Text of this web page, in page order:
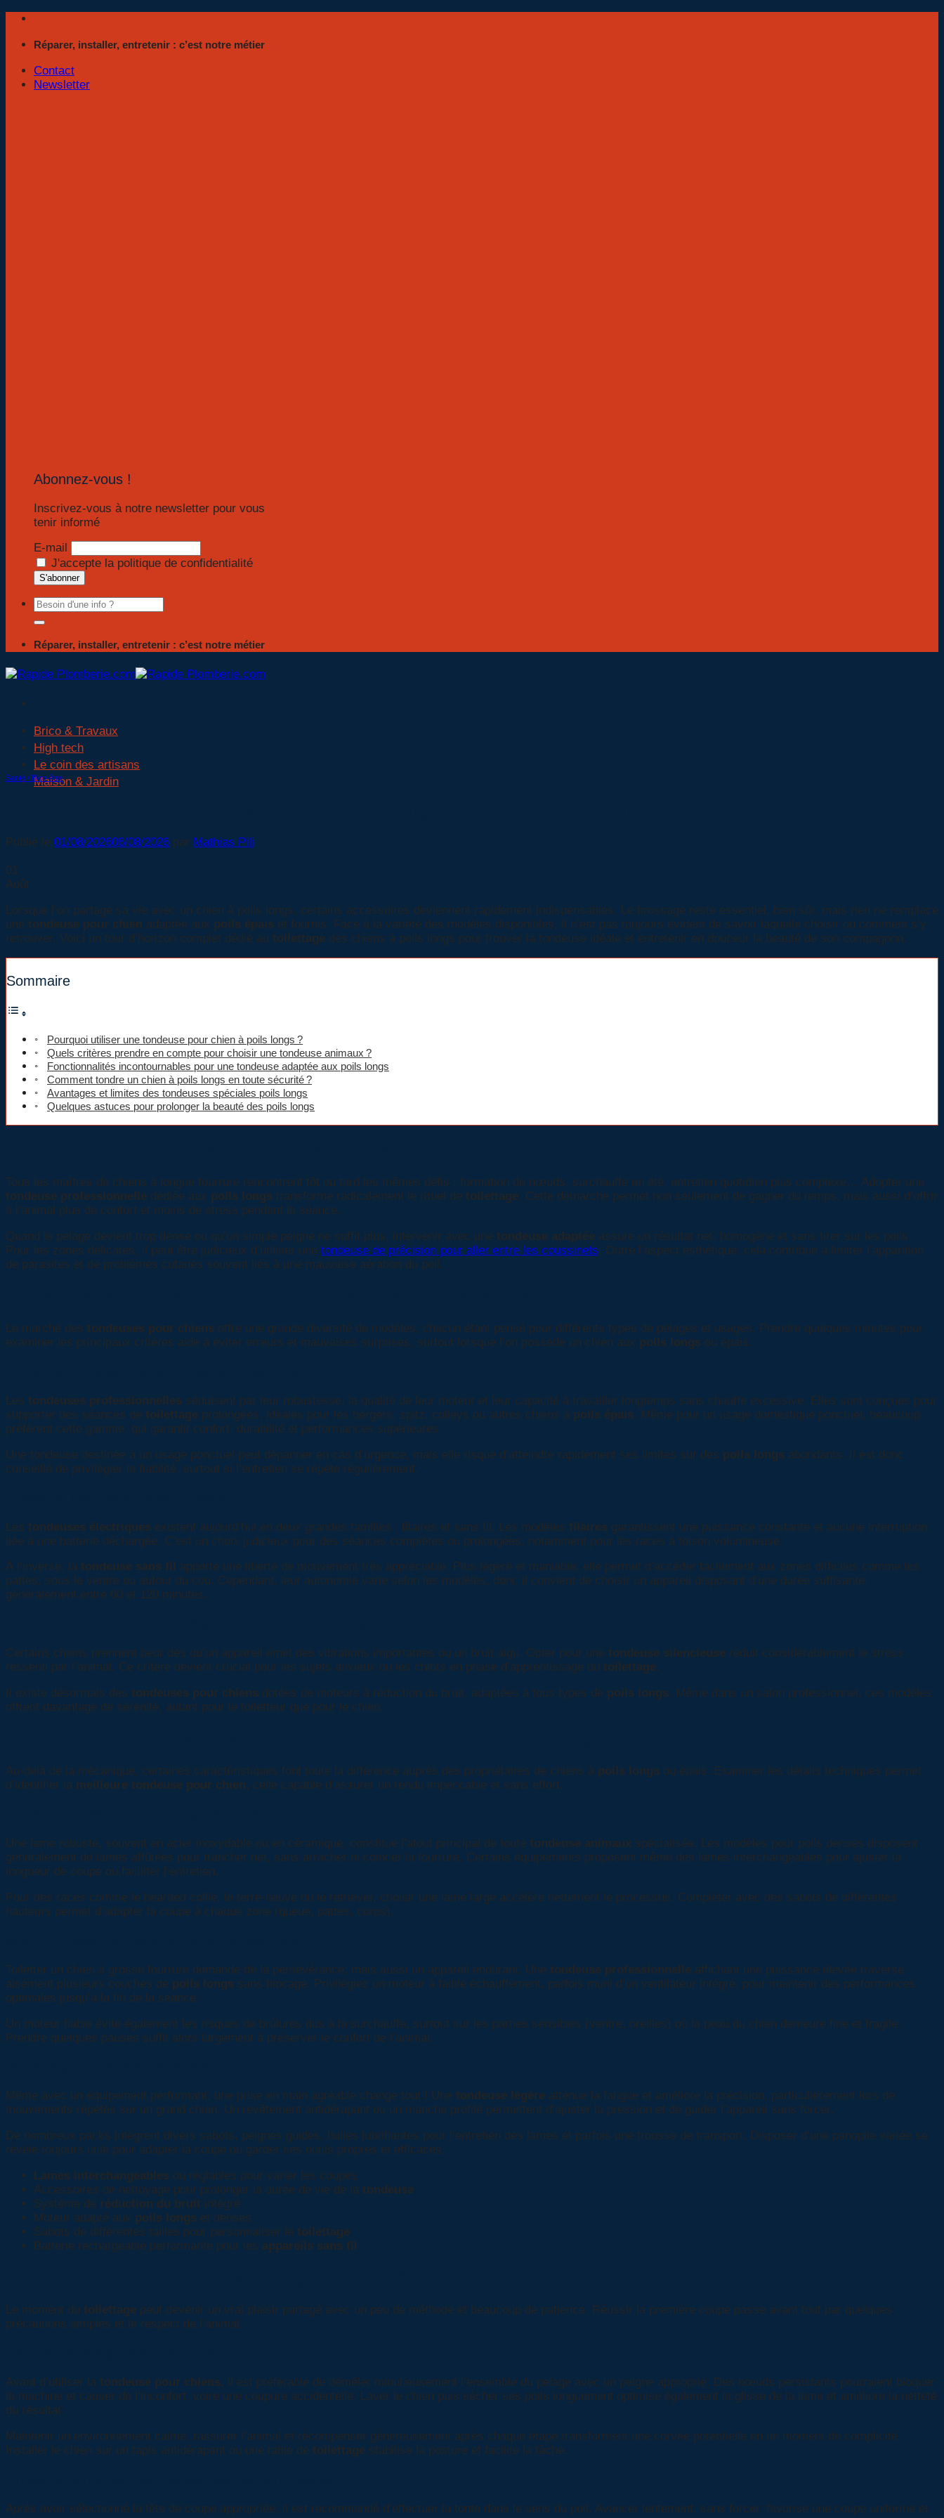
Passer
contenuRéparer, installer, entretenir : c’est notre métier
Contact
Newsletter
Abonnez-vous !
Inscrivez-vous à notre newsletter pour vous
tenir informé
E-mail
J'accepte la politique de confidentialité
Réparer, installer, entretenir : c’est notre métier
Brico & Travaux
High tech
Le coin des artisans
Maison & Jardin
Santé / Bien-être
Publié le 01/08/202606/08/2026 par Mathias Pili
01
Août
Lorsque l’on partage sa vie avec un chien à poils longs, certains accessoires deviennent rapidement indispensables. Le brossage reste essentiel, bien sûr, mais rien ne remplace
une tondeuse pour chien adaptée aux poils épais et fournis. Face à la variété des modèles disponibles, il n’est pas toujours évident de savoir laquelle choisir ou comment s’y
retrouver. Voici un tour d’horizon complet dédié au toilettage des chiens à poils longs pour trouver la tondeuse idéale et entretenir en douceur la beauté de son compagnon.
Sommaire
Pourquoi utiliser une tondeuse pour chien à poils longs ?
Quels critères prendre en compte pour choisir une tondeuse animaux ?
Fonctionnalités incontournables pour une tondeuse adaptée aux poils longs
Comment tondre un chien à poils longs en toute sécurité ?
Avantages et limites des tondeuses spéciales poils longs
Quelques astuces pour prolonger la beauté des poils longs
Tous les maîtres de chiens à longue fourrure rencontrent tôt ou tard les mêmes défis : formation de nœuds, surchauffe en été, entretien quotidien plus complexe… Adopter une
tondeuse professionnelle dédiée aux poils longs transforme radicalement le rituel de toilettage. Cette démarche permet non seulement de gagner du temps, mais aussi d’offrir
à l’animal plus de confort et moins de stress pendant la séance.
Quand le pelage devient trop dense ou qu’un simple peigne ne suffit plus, intervenir avec une tondeuse adaptée assure un résultat net, homogène et sans tirer sur les poils.
Pour les zones délicates, il peut être judicieux d’utiliser une tondeuse de précision pour aller entre les coussinets. Outre l’aspect esthétique, cela contribue à limiter l’apparition
de parasites et de problèmes cutanés souvent liés à une mauvaise aération du poil.
Le marché des tondeuses pour chiens offre une grande diversité de modèles, chacun étant pensé pour différents types de pelages et usages. Prendre quelques minutes pour
examiner les principaux critères aide à éviter erreurs et mauvaises surprises, surtout lorsque l’on possède un chien aux poils longs ou épais.
Les tondeuses professionnelles séduisent par leur robustesse, la qualité de leur moteur et leur capacité à travailler longtemps sans chauffe excessive. Elles sont conçues pour
supporter des séances de toilettage prolongées, idéales pour les bergers, spitz, colleys ou autres chiens à poils épais. Même pour un usage domestique ponctuel, beaucoup
préfèrent cette gamme, qui garantit confort, durabilité et performances supérieures.
Une tondeuse destinée à un usage ponctuel peut dépanner en cas d’urgence, mais elle risque d’atteindre rapidement ses limites sur des poils longs abondants. Il est donc
conseillé de privilégier la fiabilité, surtout si l’entretien se répète régulièrement.
Les tondeuses électriques existent aujourd’hui en deux grandes familles : filaires et sans fil. Les modèles filaires garantissent une puissance constante et aucune interruption
liée à une batterie déchargée. C’est un choix judicieux pour des séances complètes ou prolongées, notamment pour les races à toison volumineuse.
À l’inverse, la tondeuse sans fil
apporte une liberté de mouvement très appréciable. Plus légère et maniable, elle permet d’accéder facilement aux zones difficiles comme les
pattes, sous le ventre ou autour du cou. Cependant, leur autonomie varie selon les modèles, donc il convient de choisir un appareil disposant d’une durée suffisante,
généralement entre 60 et 120 minutes.
Certains chiens prennent peur dès qu’un appareil émet des vibrations importantes ou un bruit aigu. Opter pour une tondeuse silencieuse réduit considérablement le stress
ressenti par l’animal. Ce critère devient crucial pour les sujets anxieux ou les chiots en phase d’apprentissage du toilettage.
Il existe désormais des tondeuses pour chiens dotées de moteurs à réduction du bruit, adaptées à tous types de poils longs. Même dans un salon professionnel, ces modèles
offrent davantage de sérénité, autant pour le toiletteur que pour le chien.
Au-delà de la mécanique, certaines caractéristiques font toute la différence auprès des propriétaires de chiens à poils longs ou épais. Examiner les détails techniques permet
d’identifier la meilleure tondeuse pour chien, celle capable d’assurer un rendu impeccable et sans effort.
Une lame robuste, souvent en acier inoxydable ou en céramique, constitue l’atout principal de toute tondeuse animaux spécialisée. Les modèles pour poils denses disposent
généralement de lames affûtées pour trancher net, sans arracher ni coincer la fourrure. Certains équipements proposent même des lames interchangeables pour ajuster la
longueur de coupe ou faciliter l’entretien.
Pour des races comme le bearded collie, le terre-neuve ou le retriever, choisir une lame large accélère nettement le processus. Compléter avec des sabots de différentes
hauteurs permet d’adapter la coupe à chaque zone (queue, pattes, corps).
Toiletter un chien à grosse fourrure demande de la persévérance, mais aussi un appareil endurant. Une tondeuse professionnelle affichant une puissance élevée traverse
aisément plusieurs couches de poils longs sans blocage. Privilégiez un moteur à faible échauffement, parfois muni d’un ventilateur intégré, pour maintenir des performances
optimales jusqu’à la fin de la séance.
Un moteur fiable évite également les risques de brûlures dus à la surchauffe, surtout sur les parties sensibles (ventre, oreilles) où la peau du chien demeure fine et fragile.
Prendre quelques pauses suffit alors largement à préserver le confort de l’animal.
Même avec un équipement performant, une prise en main agréable change tout ! Une tondeuse légère atténue la fatigue et améliore la précision, particulièrement lors de
mouvements répétés sur un grand chien. Un revêtement antidérapant ou un manche profilé permettent d’ajuster la pression et de guider l’appareil sans forcer.
De nombreux packs intègrent divers sabots, peignes guides, huiles lubrifiantes pour l’entretien des lames et parfois une trousse de transport. Disposer d’une panoplie variée se
révèle toujours utile pour adapter la coupe ou garder ses outils propres et efficaces.
Lames interchangeables ou réglables pour varier les coupes
Accessoires de nettoyage pour prolonger la durée de vie de la tondeuse
Système de réduction du bruit intégré
Moteur adapté aux poils longs et denses
Sabots de différentes tailles pour personnaliser le toilettage
Batterie rechargeable performante pour les appareils sans fil
Le moment du toilettage peut devenir un vrai plaisir partagé avec un peu de méthode et beaucoup de patience. Réussir la première coupe passe avant tout par quelques
précautions simples et le respect de l’animal.
Avant d’utiliser la tondeuse pour chiens, il est préférable de démêler minutieusement l’ensemble du pelage avec un peigne approprié. Des nœuds persistants pourraient bloquer
la machine et causer de l’inconfort, voire une coupure accidentelle. Laver le chien puis sécher ses poils longuement optimise également la glisse de la lame et améliore la netteté
du résultat.
Maintenir un environnement calme, rassurer l’animal et récompenser généreusement après chaque étape transforment une corvée potentielle en un moment de complicité.
Installer le chien sur un tapis antidérapant ou une table de toilettage stabilise la posture et facilite la tâche.
Après avoir sélectionné la tête de coupe appropriée, il est recommandé d’effectuer la tonte dans le sens du poil. Avancer lentement, sans forcer, favorise une coupe uniforme et